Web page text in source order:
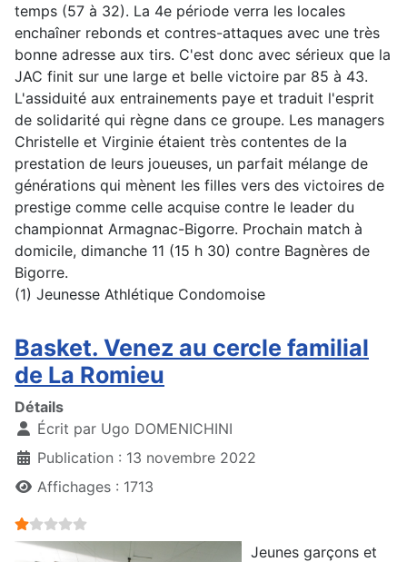
temps (57 à 32). La 4e période verra les locales
enchaîner rebonds et contres-attaques avec une très
bonne adresse aux tirs. C'est donc avec sérieux que la
JAC finit sur une large et belle victoire par 85 à 43.
L'assiduité aux entrainements paye et traduit l'esprit
de solidarité qui règne dans ce groupe. Les managers
Christelle et Virginie étaient très contentes de la
prestation de leurs joueuses, un parfait mélange de
générations qui mènent les filles vers des victoires de
prestige comme celle acquise contre le leader du
championnat Armagnac-Bigorre. Prochain match à
domicile, dimanche 11 (15 h 30) contre Bagnères de
Bigorre.
(1) Jeunesse Athlétique Condomoise
Basket. Venez au cercle familial
de La Romieu
Détails
Écrit par Ugo DOMENICHINI
Publication : 13 novembre 2022
Affichages : 1713
Vote utilisateur:
Jeunes garçons et